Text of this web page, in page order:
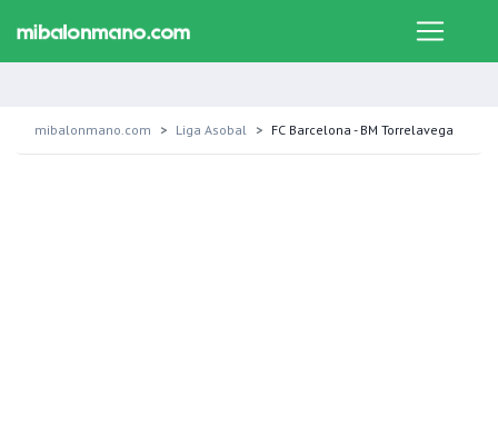
mibalonmano.com Liga Asobal FC Barcelona - BM Torrelavega